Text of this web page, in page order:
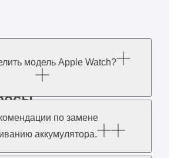
модель Apple Watch?
по замене
аккумулятора.